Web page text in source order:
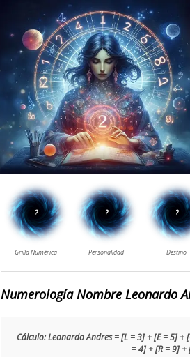
Numerología Nombre Leonardo
Cálculo: Leonardo Andres = [L = 3] + [E = 5]
= 4] + [R = 9] +